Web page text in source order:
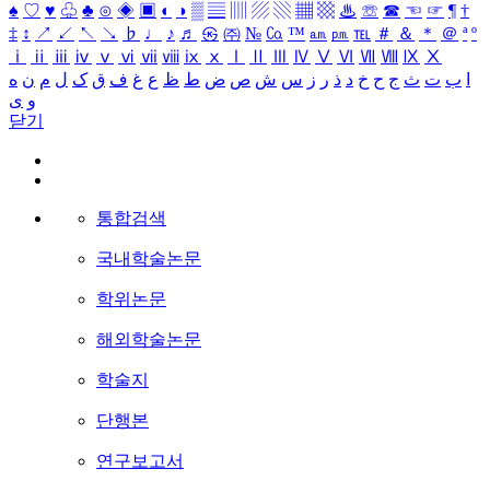
♠ ♡ ♥ ♧ ♣ ⊙ ◈ ▣ ◐ ◑ ▒ ▤ ▨ ▧ ▦ ▩ ♨ ☏ ☎ ☜ ☞ ¶ †
‡ ↕ ↗ ↙ ↖ ↘ ♭ ♩ ♪ ♬ ㉿ ㈜ № ㏇ ™ ㏂ ㏘ ℡ ＃ ＆ ＊ ＠ ª º
ⅰ
ⅱ ⅲ ⅳ ⅴ ⅵ ⅶ ⅷ ⅸ ⅹ Ⅳ Ⅴ Ⅵ Ⅶ Ⅷ Ⅸ Ⅹ
ب ت ث ج ح خ د ذ ر ز س ش ص ض ط ظ ع غ ف ق ک ل م ن ه
و ی
닫기
통합검색
국내학술논문
학위논문
해외학술논문
학술지
단행본
연구보고서